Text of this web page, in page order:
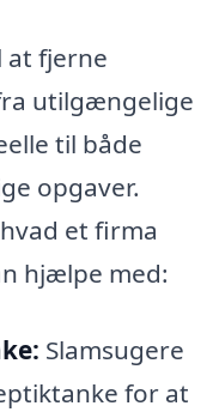
at fjerne
utilgængelige
til både
opgaver.
et firma
hjælpe med:
Slamsugere
for at